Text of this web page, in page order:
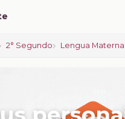
2° Segundo Lengua